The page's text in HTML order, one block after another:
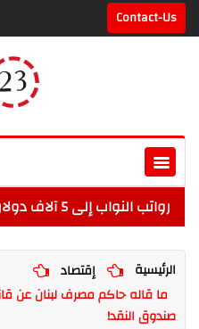
Contact-Us
رواتب النواب إلى 5 آلاف دولار شهرياً... فكيف أقرّت الزيادة؟
الرئيسية
إقتصاد
ما قاله حاكم مصرف لبنان عن
صندوق النقد!